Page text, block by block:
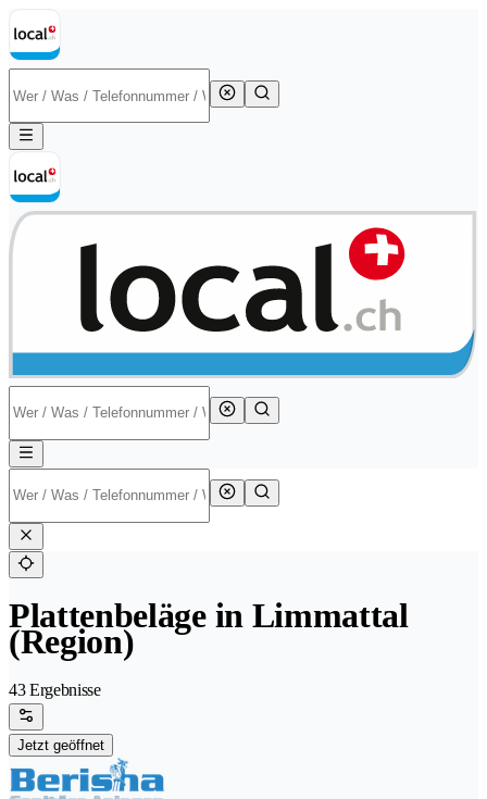
Plattenbeläge in Limmattal
(Region)
43 Ergebnisse
Jetzt geöffnet